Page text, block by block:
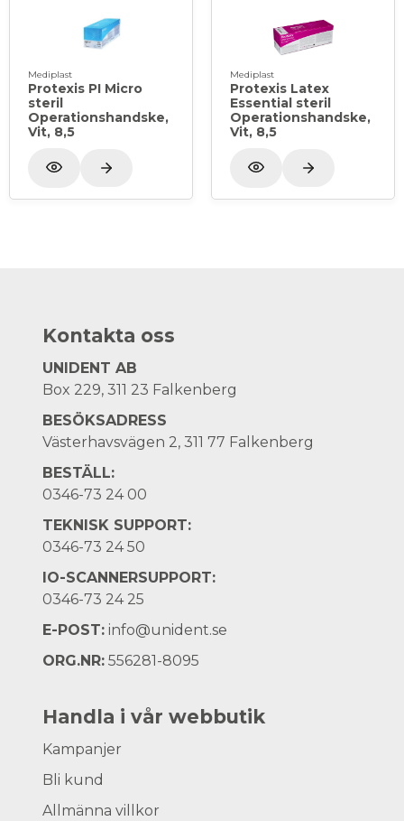
Mediplast
Protexis PI Micro
steril
Operationshandske,
Vit, 8,5
Mediplast
Protexis Latex
Essential steril
Operationshandske,
Vit, 8,5
Kontakta oss
UNIDENT AB
Box 229, 311 23 Falkenberg
BESÖKSADRESS
Västerhavsvägen 2, 311 77 Falkenberg
BESTÄLL:
0346-73 24 00
TEKNISK SUPPORT:
0346-73 24 50
IO-SCANNERSUPPORT:
0346-73 24 25
E-POST: info@unident.se
ORG.NR: 556281-8095
Handla i vår webbutik
Kampanjer
Bli kund
Allmänna villkor